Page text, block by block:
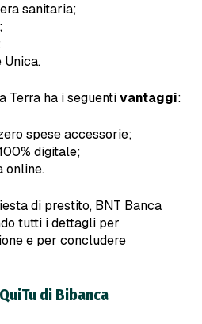
sanitaria;
Terra ha i seguentivantaggi:
spese accessorie;
digitale;
online.
di prestito, BNT Banca
tutti i dettagli per
e per concludere
di Bibanca